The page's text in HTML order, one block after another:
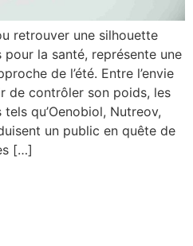
retrouver une silhouette
pour la santé, représente une
de l’été. Entre l’envie
de contrôler son poids, les
qu’Oenobiol, Nutreov,
un public en quête de
[…]